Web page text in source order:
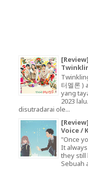
터멜론 )
yang
2023
disutradarai ole...
Voice /
"Once
It
they still
Sebuah